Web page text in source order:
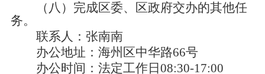
（八）完成区委、区政府交办的其他任
务。
联系人：张南南
办公地址：海州区中华路66号
办公时间：法定工作日 08:30-17:00